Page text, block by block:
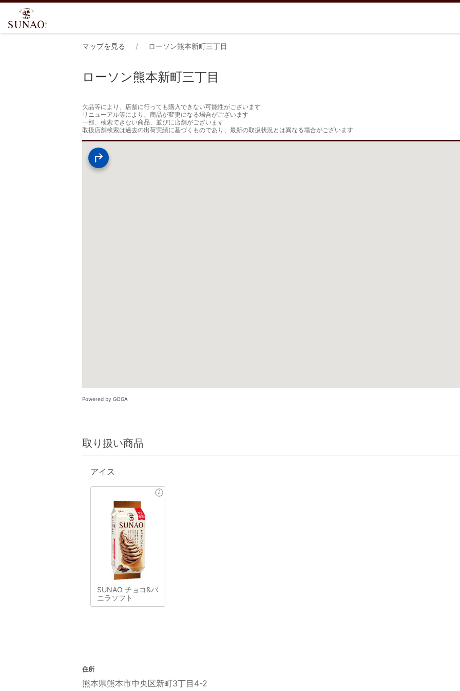
マップを見る ローソン熊本新町三丁目
ローソン熊本新町三丁目
欠品等により、店舗に行っても購入できない可能性がございます
リニューアル等により、商品が変更になる場合がございます
一部、検索できない商品、並びに店舗がございます
取扱店舗検索は過去の出荷実績に基づくものであり、最新の取扱状況とは異なる場合がございます
Powered by GOGA
取り扱い商品
アイス
SUNAO チョコ&バ
ニラソフト
住所
熊本県熊本市中央区新町3丁目4-2